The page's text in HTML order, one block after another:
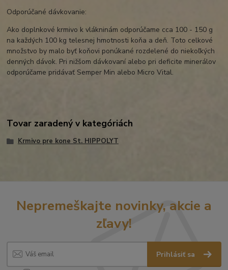
Odporúčané dávkovanie:
Ako doplnkové krmivo k vlákninám odporúčame cca 100 - 150 g
na každých 100 kg telesnej hmotnosti koňa a deň. Toto celkové
množstvo by malo byť koňovi ponúkané rozdelené do niekoľkých
denných dávok. Pri nižšom dávkovaní alebo pri deficite minerálov
odporúčame pridávať Semper Min alebo Micro Vital.
Tovar zaradený v kategóriách
Krmivo pre kone St. HIPPOLYT
Nepremeškajte novinky, akcie a
zľavy!
Prihlásiť sa